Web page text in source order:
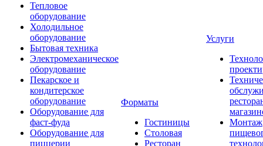
Тепловое
оборудование
Холодильное
оборудование
Бытовая техника
Электромеханическое
оборудование
Пекарское и
кондитерское
оборудование
Оборудование для
фаст-фуда
Оборудование для
пиццерии
Форматы
Гостиницы
Столовая
Ресторан
Услуги
Монтаж